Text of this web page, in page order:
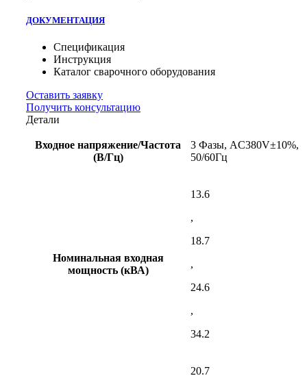
ДОКУМЕНТАЦИЯ
Спецификация
Инструкция
Каталог сварочного оборудования
Оставить заявку
Получить консультацию
Детали
Входное напряжение/Частота
(В/Гц)
3 Фазы, AC380V±10%,
50/60Гц
Номинальная входная
мощность (кВА)
13.6
,
18.7
,
24.6
,
34.2
20.7